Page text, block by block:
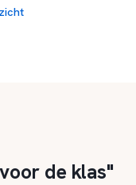
de klas"